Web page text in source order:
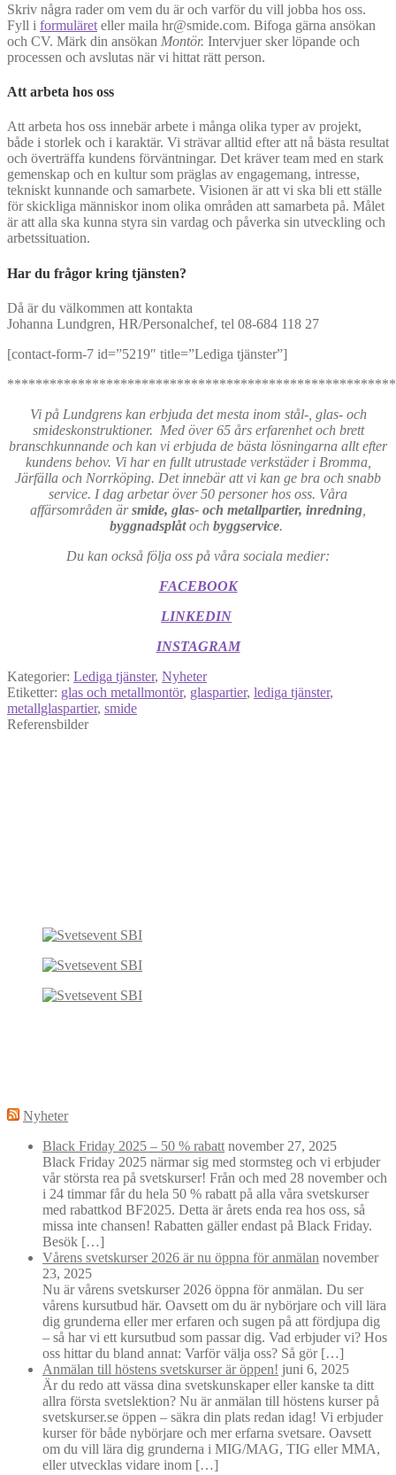
Skriv några rader om vem du är och varför du vill jobba hos oss.
Fyll i formuläret eller maila hr@smide.com. Bifoga gärna ansökan
och CV. Märk din ansökan Montör. Intervjuer sker löpande och
processen och avslutas när vi hittat rätt person.
Att arbeta hos oss
Att arbeta hos oss innebär arbete i många olika typer av projekt,
både i storlek och i karaktär. Vi strävar alltid efter att nå bästa resultat
och överträffa kundens förväntningar. Det kräver team med en stark
gemenskap och en kultur som präglas av engagemang, intresse,
tekniskt kunnande och samarbete. Visionen är att vi ska bli ett ställe
för skickliga människor inom olika områden att samarbeta på. Målet
är att alla ska kunna styra sin vardag och påverka sin utveckling och
arbetssituation.
Har du frågor kring tjänsten?
Då är du välkommen att kontakta
Johanna Lundgren, HR/Personalchef, tel 08-684 118 27
[contact-form-7 id=”5219″ title=”Lediga tjänster”]
Vi på Lundgrens kan erbjuda det mesta inom stål-, glas- och
smideskonstruktioner. Med över 65 års erfarenhet och brett
branschkunnande och kan vi erbjuda de bästa lösningarna allt efter
kundens behov. Vi har en fullt utrustade verkstäder i Bromma,
Järfälla och Norrköping. Det innebär att vi kan ge bra och snabb
service. I dag arbetar över 50 personer hos oss. Våra
affärsområden ärsmide, glas- och metallpartier, inredning
byggnadsplåtoch byggservice.
Du kan också följa oss på våra sociala medier:
FACEBOOK
LINKEDIN
INSTAGRAM
Kategorier: Lediga tjänster, Nyheter
Etiketter: glas och metallmontör, glaspartier, lediga tjänster,
metallglaspartier, smide
Referensbilder
Nyheter
Black Friday 2025 – 50 % rabatt november 27, 2025
Black Friday 2025 närmar sig med stormsteg och vi erbjuder
vår största rea på svetskurser! Från och med 28 november och
i 24 timmar får du hela 50 % rabatt på alla våra svetskurser
med rabattkod BF2025. Detta är årets enda rea hos oss, så
missa inte chansen! Rabatten gäller endast på Black Friday.
Besök […]
Vårens svetskurser 2026 är nu öppna för anmälan november
23, 2025
Nu är vårens svetskurser 2026 öppna för anmälan. Du ser
vårens kursutbud här. Oavsett om du är nybörjare och vill lära
dig grunderna eller mer erfaren och sugen på att fördjupa dig
– så har vi ett kursutbud som passar dig. Vad erbjuder vi? Hos
oss hittar du bland annat: Varför välja oss? Så gör […]
Anmälan till höstens svetskurser är öppen! juni 6, 2025
Är du redo att vässa dina svetskunskaper eller kanske ta ditt
allra första svetslektion? Nu är anmälan till höstens kurser på
svetskurser.se öppen – säkra din plats redan idag! Vi erbjuder
kurser för både nybörjare och mer erfarna svetsare. Oavsett
om du vill lära dig grunderna i MIG/MAG, TIG eller MMA,
eller utvecklas vidare inom […]